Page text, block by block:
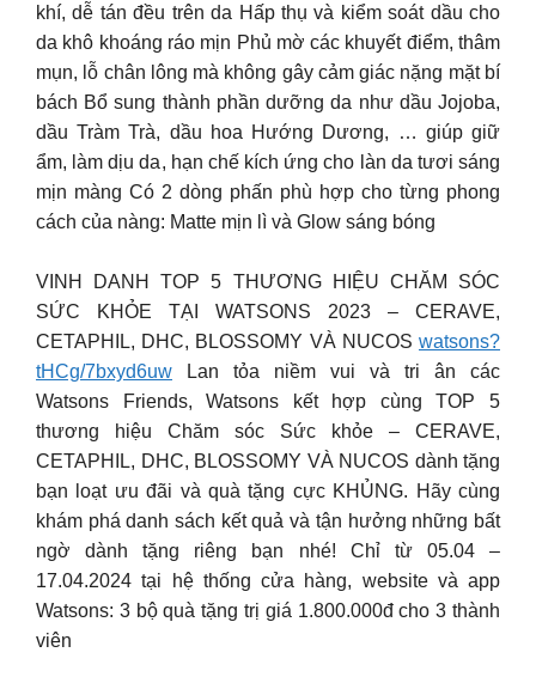
khí, dễ tán đều trên da Hấp thụ và kiểm soát dầu cho
da khô khoáng ráo mịn Phủ mờ các khuyết điểm, thâm
mụn, lỗ chân lông mà không gây cảm giác nặng mặt bí
bách Bổ sung thành phần dưỡng da như dầu Jojoba,
dầu Tràm Trà, dầu hoa Hướng Dương, … giúp giữ
ẩm, làm dịu da, hạn chế kích ứng cho làn da tươi sáng
mịn màng Có 2 dòng phấn phù hợp cho từng phong
cách của nàng: Matte mịn lì và Glow sáng bóng
VINH DANH TOP 5 THƯƠNG HIỆU CHĂM SÓC
SỨC KHỎE TẠI WATSONS 2023 – CERAVE,
CETAPHIL, DHC, BLOSSOMY VÀ NUCOS watsons?
tHCg/7bxyd6uw Lan tỏa niềm vui và tri ân các
Watsons Friends, Watsons kết hợp cùng TOP 5
thương hiệu Chăm sóc Sức khỏe – CERAVE,
CETAPHIL, DHC, BLOSSOMY VÀ NUCOS dành tặng
bạn loạt ưu đãi và quà tặng cực KHỦNG. Hãy cùng
khám phá danh sách kết quả và tận hưởng những bất
ngờ dành tặng riêng bạn nhé! Chỉ từ 05.04 –
17.04.2024 tại hệ thống cửa hàng, website và app
Watsons: 3 bộ quà tặng trị giá 1.800.000đ cho 3 thành
viên